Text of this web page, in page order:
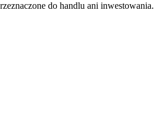
do handlu ani inwestowania.